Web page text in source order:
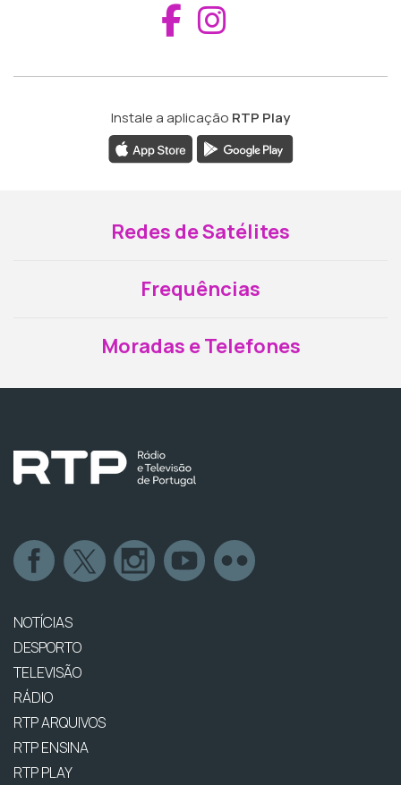
Aceder ao
Instale a aplicação RTP Play
Redes de Satélites
Frequências
Moradas e Telefones
NOTÍCIAS
DESPORTO
TELEVISÃO
RÁDIO
RTP ARQUIVOS
RTP ENSINA
RTP PLAY